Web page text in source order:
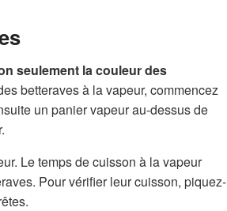
seulement la couleur des
betteraves à la vapeur, commencez
un panier vapeur au-dessus de
Le temps de cuisson à la vapeur
Pour vérifier leur cuisson, piquez-